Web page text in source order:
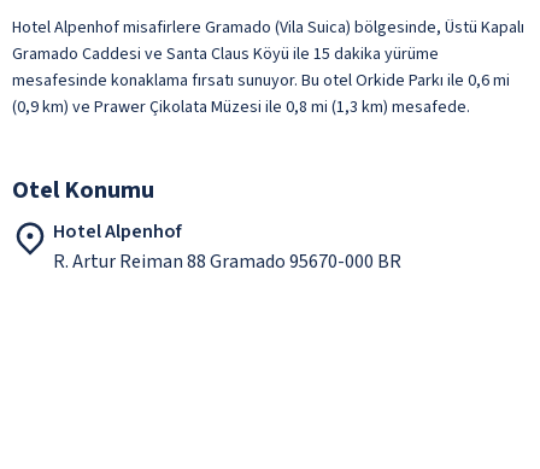
Hotel Alpenhof misafirlere Gramado (Vila Suica) bölgesinde, Üstü Kapalı
Gramado Caddesi ve Santa Claus Köyü ile 15 dakika yürüme
mesafesinde konaklama fırsatı sunuyor. Bu otel Orkide Parkı ile 0,6 mi
(0,9 km) ve Prawer Çikolata Müzesi ile 0,8 mi (1,3 km) mesafede.
Otel Konumu
Hotel Alpenhof
R. Artur Reiman 88 Gramado 95670-000 BR